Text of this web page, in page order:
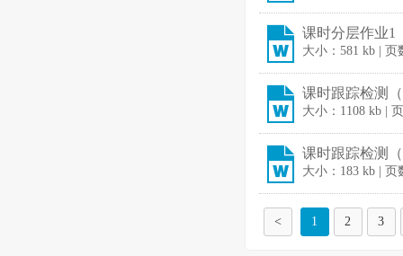
课时分层作业1
大小：581 kb |
课时跟踪检测
大小：1108 kb |
课时跟踪检测
大小：183 kb |
< 1 2 3